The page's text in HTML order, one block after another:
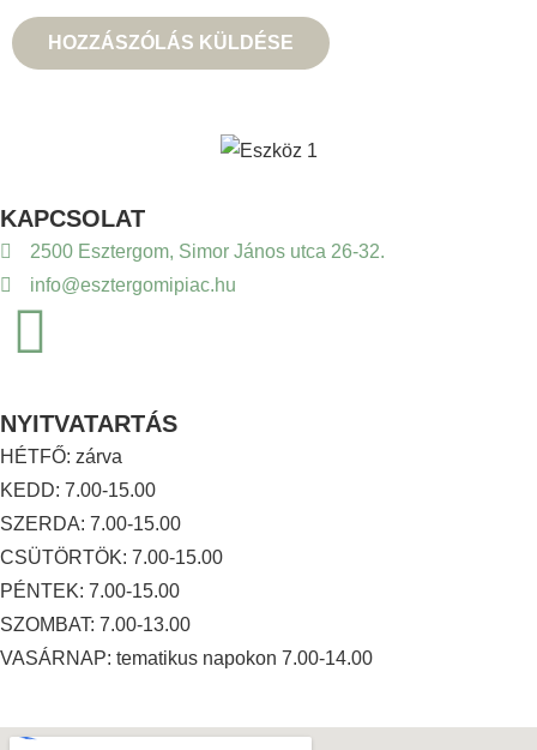
KAPCSOLAT
2500 Esztergom, Simor János utca 26-32.
info@esztergomipiac.hu
NYITVATARTÁS
HÉTFŐ: zárva
KEDD: 7.00-15.00
SZERDA: 7.00-15.00
CSÜTÖRTÖK: 7.00-15.00
PÉNTEK: 7.00-15.00
SZOMBAT: 7.00-13.00
VASÁRNAP: tematikus napokon 7.00-14.00